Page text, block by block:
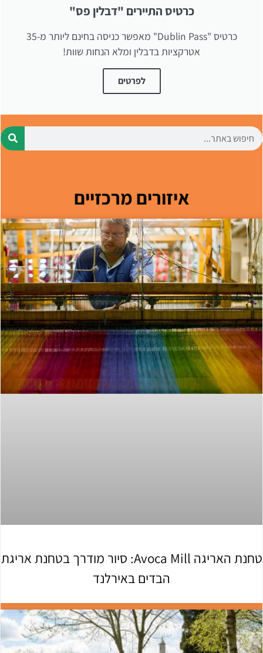
כרטיס התיירים "דבלין פס"
כרטיס "Dublin Pass" מאפשר כניסה בחינם ליותר מ-35
אטרקציות בדבלין ומלא הנחות שוות!
לפרטים
איזורים מרכזיים
טחנת האריגה Avoca Mill: סיור מודרך בטחנת אריגת
הבדים באירלנד